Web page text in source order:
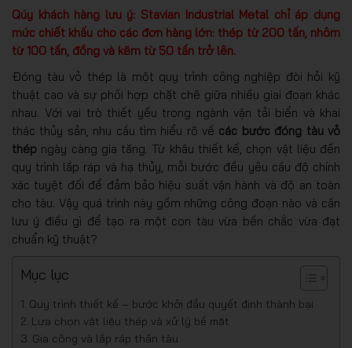
Qúy khách hàng lưu ý: Stavian Industrial Metal chỉ áp dụng
mức chiết khấu cho các đơn hàng lớn: thép từ 200 tấn, nhôm
từ 100 tấn, đồng và kẽm từ 50 tấn trở lên.
Đóng tàu vỏ thép là một quy trình công nghiệp đòi hỏi kỹ
thuật cao và sự phối hợp chặt chẽ giữa nhiều giai đoạn khác
nhau. Với vai trò thiết yếu trong ngành vận tải biển và khai
thác thủy sản, nhu cầu tìm hiểu rõ về các bước đóng tàu vỏ
thép ngày càng gia tăng. Từ khâu thiết kế, chọn vật liệu đến
quy trình lắp ráp và hạ thủy, mỗi bước đều yêu cầu độ chính
xác tuyệt đối để đảm bảo hiệu suất vận hành và độ an toàn
cho tàu. Vậy quá trình này gồm những công đoạn nào và cần
lưu ý điều gì để tạo ra một con tàu vừa bền chắc vừa đạt
chuẩn kỹ thuật?
Mục lục
Quy trình thiết kế – bước khởi đầu quyết định thành bại
Lựa chọn vật liệu thép và xử lý bề mặt
Gia công và lắp ráp thân tàu